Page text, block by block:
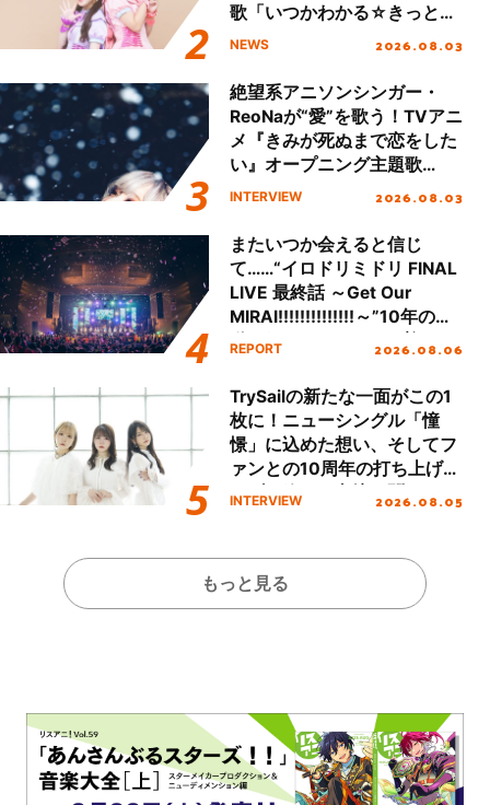
歌「いつかわかる☆きっとあ
える」TVサイズ先行配信開
NEWS 2026.08.03
絶望系アニソンシンガー・
ReoNaが“愛”を歌う！TVアニ
メ『きみが死ぬまで恋をした
い』オープニング主題歌
「Amore」インタビュー
INTERVIEW 2026.08.03
またいつか会えると信じ
て……“イロドリミドリ FINAL
LIVE 最終話 ～Get Our
MIRAI!!!!!!!!!!!!!!～”10年の活
動を経てファイナルを迎える
REPORT 2026.08.06
TrySailの新たな一面がこの1
枚に！ニューシングル「憧
憬」に込めた想い、そしてフ
ァンとの10周年の打ち上げラ
イブを終えた心境を聞いた。
INTERVIEW 2026.08.05
もっと見る